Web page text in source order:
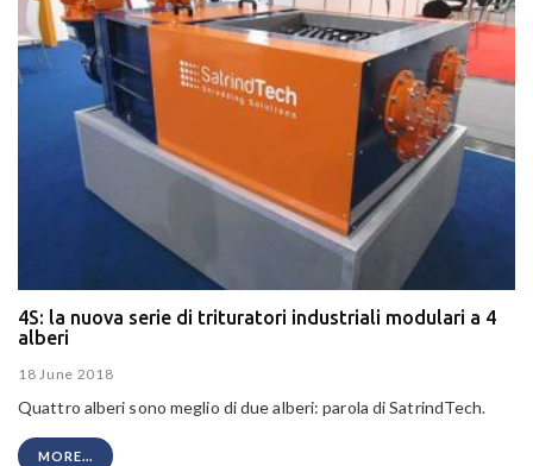
4S: la nuova serie di trituratori industriali modulari a 4
alberi
18 June 2018
Quattro alberi sono meglio di due alberi: parola di SatrindTech.
MORE...